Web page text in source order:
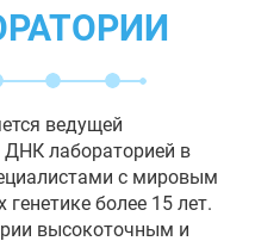
ведущей
ДНК лабораторией в
с мировым
более 15 лет.
высокоточным и